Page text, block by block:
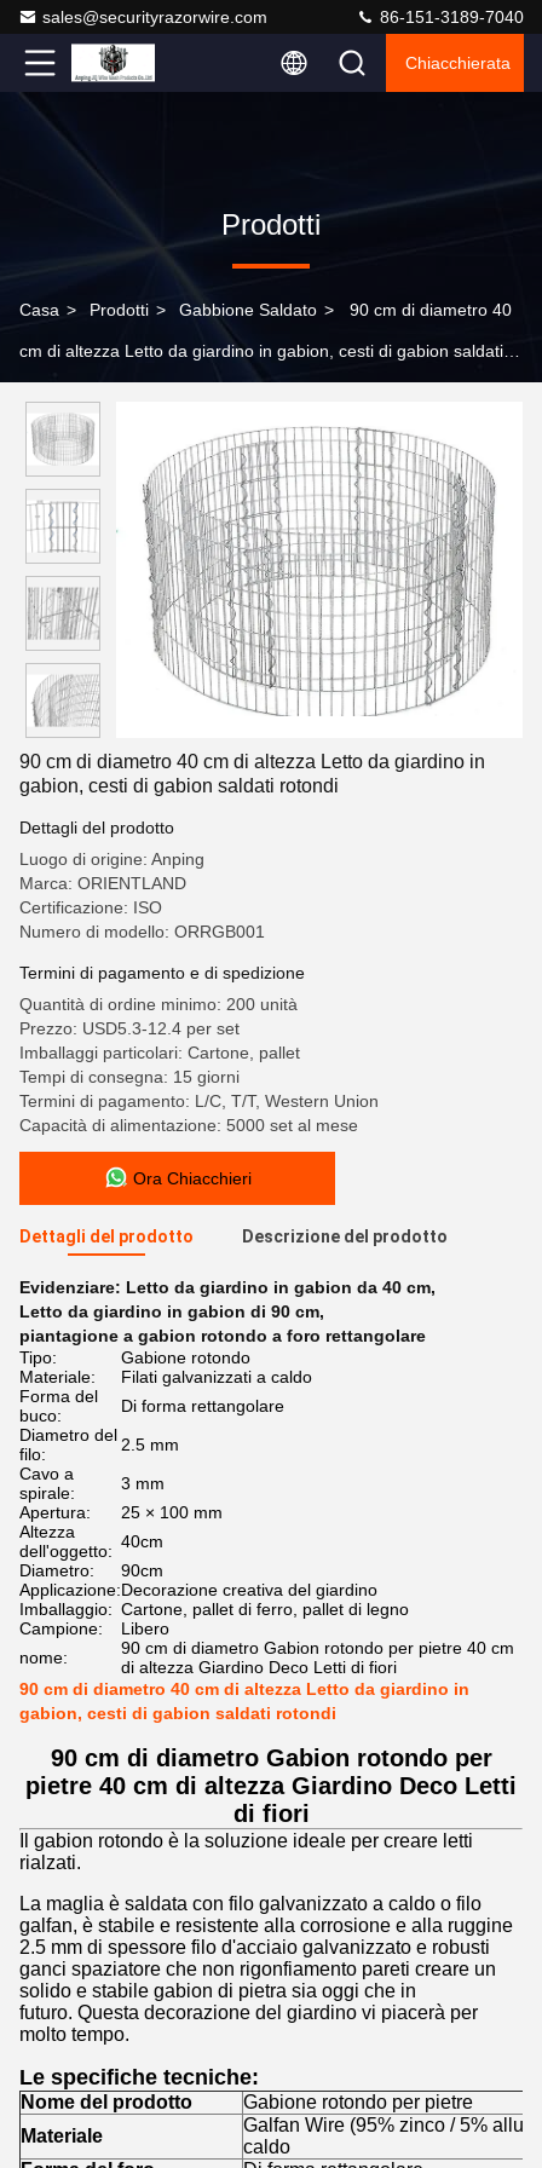
sales@securityrazorwire.com 86-151-3189-7040
Chiacchierata
Prodotti
Casa > Prodotti > Gabbione Saldato > 90 cm di diametro 40
cm di altezza Letto da giardino in gabion, cesti di gabion saldati
90 cm di diametro 40 cm di altezza Letto da giardino in
gabion, cesti di gabion saldati rotondi
Dettagli del prodotto
Luogo di origine: Anping
Marca: ORIENTLAND
Certificazione: ISO
Numero di modello: ORRGB001
Termini di pagamento e di spedizione
Quantità di ordine minimo: 200 unità
Prezzo: USD5.3-12.4 per set
Imballaggi particolari: Cartone, pallet
Tempi di consegna: 15 giorni
Termini di pagamento: L/C, T/T, Western Union
Capacità di alimentazione: 5000 set al mese
Ora Chiacchieri
Dettagli del prodotto Descrizione del prodotto
Evidenziare: Letto da giardino in gabion da 40 cm,
Letto da giardino in gabion di 90 cm,
piantagione a gabion rotondo a foro rettangolare
Tipo:
Gabione rotondo
Materiale:
Filati galvanizzati a caldo
Forma del
buco:
Di forma rettangolare
Diametro del
filo:
2.5 mm
Cavo a
spirale:
3 mm
Apertura:
25 × 100 mm
Altezza
dell'oggetto: 40cm
Diametro:
90cm
Applicazione:Decorazione creativa del giardino
Imballaggio: Cartone, pallet di ferro, pallet di legno
Campione:
Libero
nome:
90 cm di diametro Gabion rotondo per pietre 40 cm
di altezza Giardino Deco Letti di fiori
90 cm di diametro 40 cm di altezza Letto da giardino in
gabion, cesti di gabion saldati rotondi
90 cm di diametro Gabion rotondo per
pietre 40 cm di altezza Giardino Deco Letti
di fiori
Il gabion rotondo è la soluzione ideale per creare letti
rialzati.
La maglia è saldata con filo galvanizzato a caldo o filo
galfan, è stabile e resistente alla corrosione e alla ruggine
2.5 mm di spessore filo d'acciaio galvanizzato e robusti
ganci spaziatore che non rigonfiamento pareti creare un
solido e stabile gabion di pietra sia oggi che in
futuro. Questa decorazione del giardino vi piacerà per
molto tempo.
Le specifiche tecniche:
Nome del prodotto
Gabione rotondo per pietre
Materiale
Galfan Wire (95% zinco / 5%
caldo